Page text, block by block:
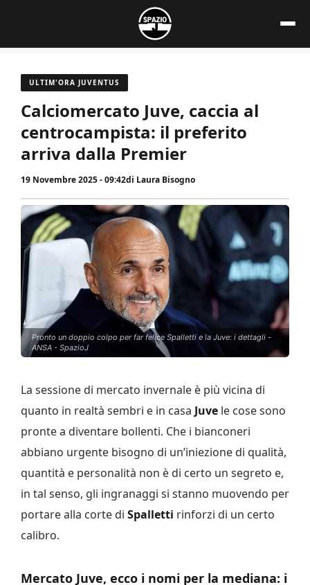
contenuto
ULTIM'ORA JUVENTUS
Calciomercato Juve, caccia al
centrocampista: il preferito
arriva dalla Premier
19 Novembre 2025 - 09:42di Laura Bisogno
Pronto un doppio colpo per far felice Spalletti e la Juve: i dettagli -
ANSA - SpazioJ
La sessione di mercato invernale è più vicina di
quanto in realtà sembri e in casa Juve le cose sono
pronte a diventare bollenti. Che i bianconeri
abbiano urgente bisogno di un’iniezione di qualità,
quantità e personalità non è di certo un segreto e,
in tal senso, gli ingranaggi si stanno muovendo per
portare alla corte di Spalletti rinforzi di un certo
calibro.
Mercato Juve, ecco i nomi per la mediana: i